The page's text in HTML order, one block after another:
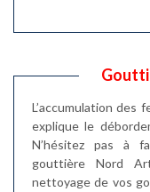
L’accumulation des
explique le
N’hésitez pas à
gouttière Nord
nettoyage de vos